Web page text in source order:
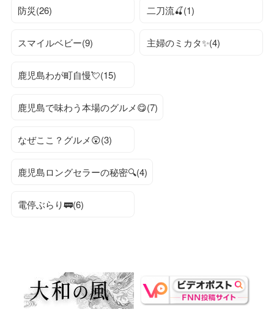
防災(26) 二刀流🍒(1)
スマイルベビー(9) 主婦のミカタ✨(4)
鹿児島わが町自慢💘(15)
鹿児島で味わう本場のグルメ😋(7)
なぜここ？グルメ😲(3)
鹿児島ロングセラーの秘密🔍(4)
電停ぶらり🚃(6)